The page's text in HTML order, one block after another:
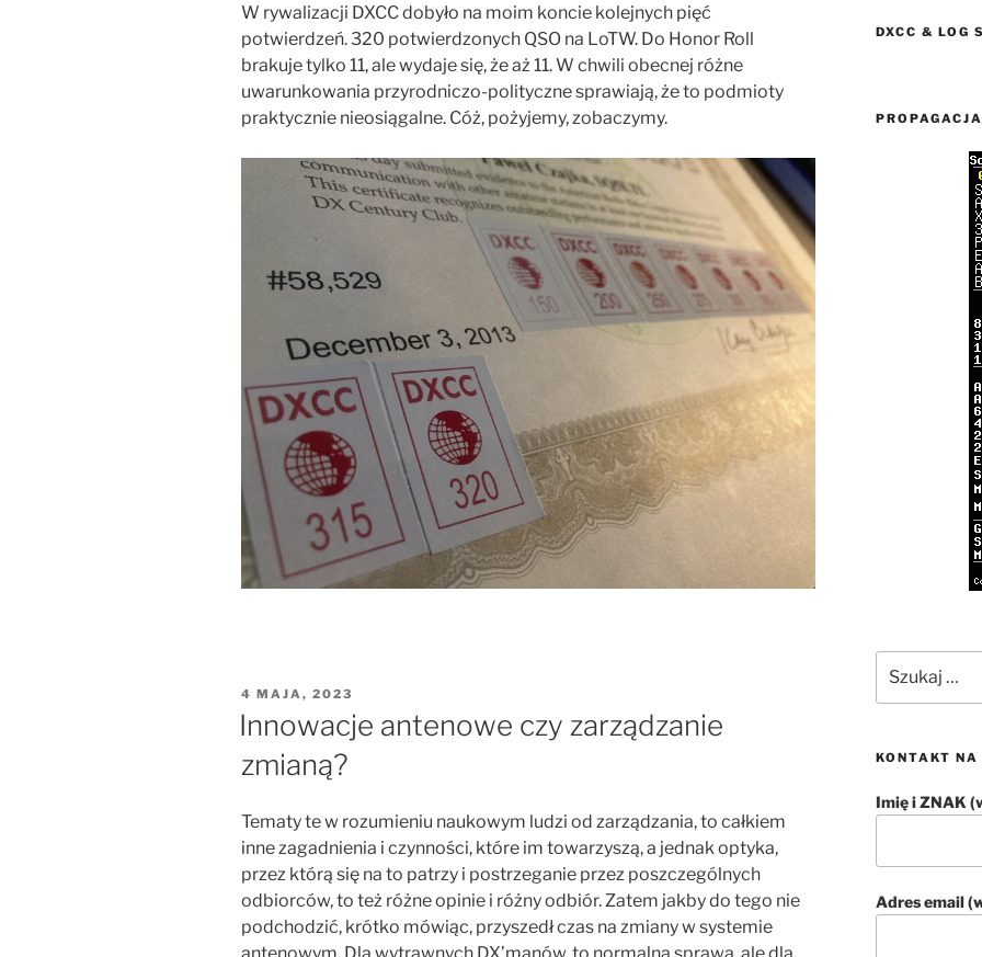
W rywalizacji DXCC dobyło na moim koncie kolejnych pięć
potwierdzeń. 320 potwierdzonych QSO na LoTW. Do Honor Roll
brakuje tylko 11, ale wydaje się, że aż 11. W chwili obecnej różne
uwarunkowania przyrodniczo-polityczne sprawiają, że to podmioty
praktycznie nieosiągalne. Cóż, pożyjemy, zobaczymy.
OPUBLIKOWANE
W
4 MAJA, 2023
Innowacje antenowe czy zarządzanie
zmianą?
Tematy te w rozumieniu naukowym ludzi od zarządzania, to całkiem
inne zagadnienia i czynności, które im towarzyszą, a jednak optyka,
przez którą się na to patrzy i postrzeganie przez poszczególnych
odbiorców, to też różne opinie i różny odbiór. Zatem jakby do tego nie
podchodzić, krótko mówiąc, przyszedł czas na zmiany w systemie
DXCC & LOG
PROPAGACJA
KONTAKT
Imię i ZNAK
Adres email